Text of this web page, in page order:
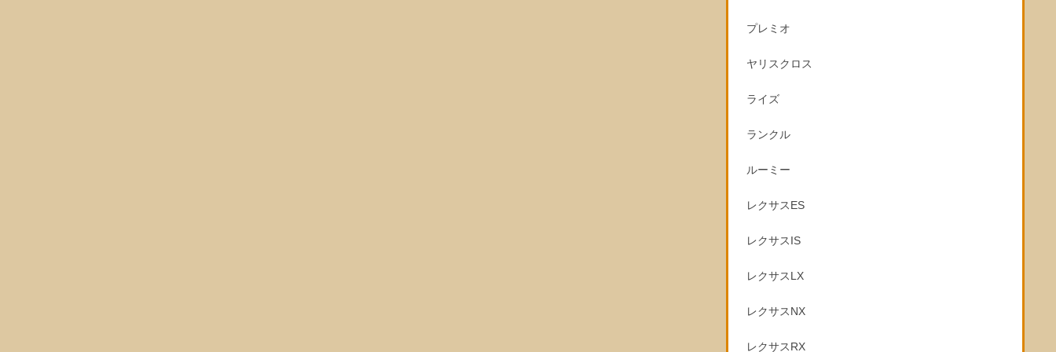
プレミオ
ヤリスクロス
ライズ
ランクル
ルーミー
レクサスES
レクサスIS
レクサスLX
レクサスNX
レクサスRX